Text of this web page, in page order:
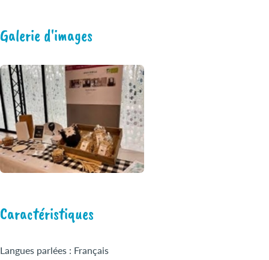
Galerie d'images
Caractéristiques
Langues parlées : Français